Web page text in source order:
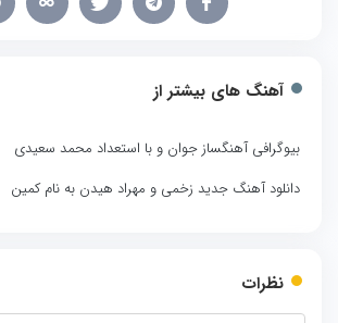
آهنگ های بیشتر از
بیوگرافی آهنگساز جوان و با استعداد محمد سعیدی
دانلود آهنگ جدید زخمی و مهراد هیدن به نام کمین
نظرات